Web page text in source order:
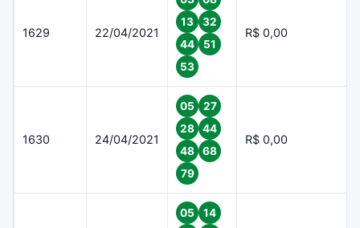
1629 22/04/2021
13
32
44
51
53
R$ 0,00
1630 24/04/2021
05
27
28
44
48
68
79
R$ 0,00
05
14